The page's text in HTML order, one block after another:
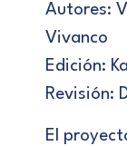
Autores:
Vivanco
Edición:
Revisión:
El